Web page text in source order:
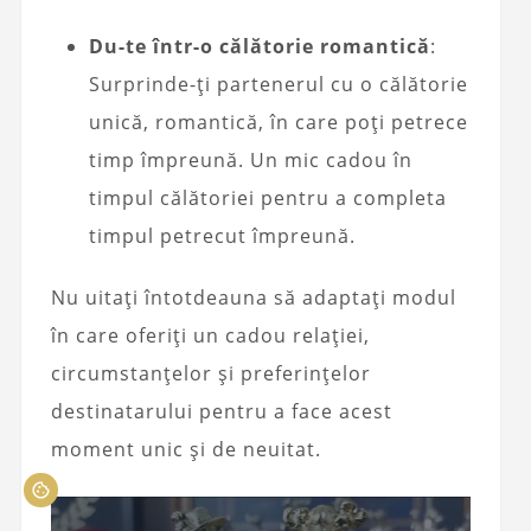
Du-te într-o călătorie romantică:
Surprinde-ți partenerul cu o călătorie
unică, romantică, în care poți petrece
timp împreună. Un mic cadou în
timpul călătoriei pentru a completa
timpul petrecut împreună.
Nu uitați întotdeauna să adaptați modul
în care oferiți un cadou relației,
circumstanțelor și preferințelor
destinatarului pentru a face acest
moment unic și de neuitat.